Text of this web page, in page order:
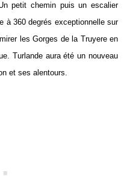
petit chemin puis un escalier
à 360 degrés exceptionnelle sur
les Gorges de la Truyere en
Turlande aura été un nouveau
et ses alentours.